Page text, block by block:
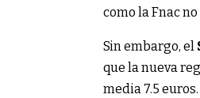
como la Fnac
Sin embargo, el
que la nueva
media 7.5 euros.